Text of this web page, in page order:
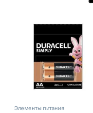
Элементы питания